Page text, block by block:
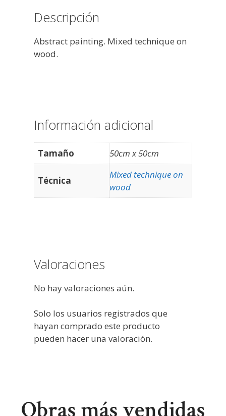
Descripción
Abstract painting. Mixed technique on
wood.
Información adicional
Tamaño 50cm x 50cm
Técnica
Mixed technique on
wood
Valoraciones
No hay valoraciones aún.
Solo los usuarios registrados que
hayan comprado este producto
pueden hacer una valoración.